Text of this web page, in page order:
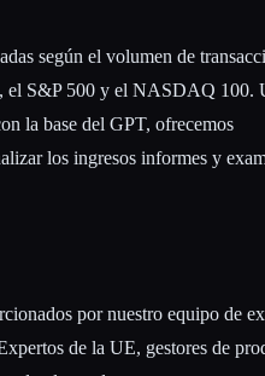
según el volumen de
el S&P 500 y el NASDAQ 100.
la base del GPT, ofrecemos
los ingresos informes y
por nuestro equipo de
de la UE, gestores de